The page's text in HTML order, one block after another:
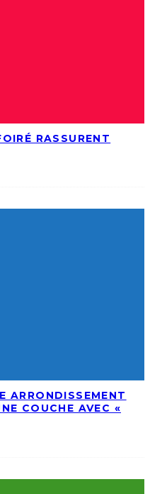
RASSURENT
ARRONDISSEMENT
COUCHE AVEC «